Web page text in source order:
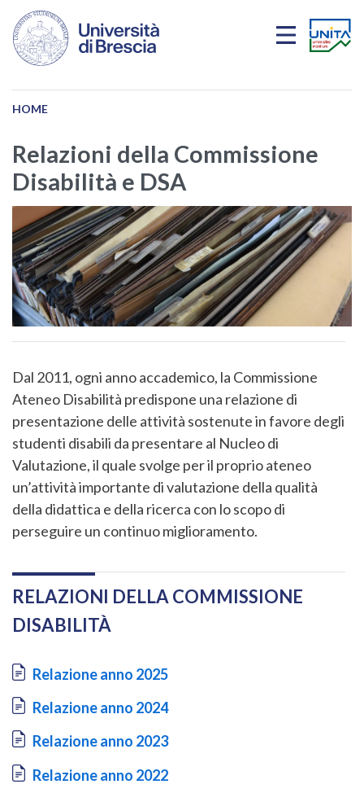
Salta al contenuto principale
HOME
Relazioni della Commissione
Disabilità e DSA
Dal 2011, ogni anno accademico, la Commissione
Ateneo Disabilità predispone una relazione di
presentazione delle attività sostenute in favore degli
studenti disabili da presentare al Nucleo di
Valutazione, il quale svolge per il proprio ateneo
un’attività importante di valutazione della qualità
della didattica e della ricerca con lo scopo di
perseguire un continuo miglioramento.
RELAZIONI DELLA COMMISSIONE
DISABILITÀ
Document
Relazione anno 2025
Document
Relazione anno 2024
Document
Relazione anno 2023
Document
Relazione anno 2022